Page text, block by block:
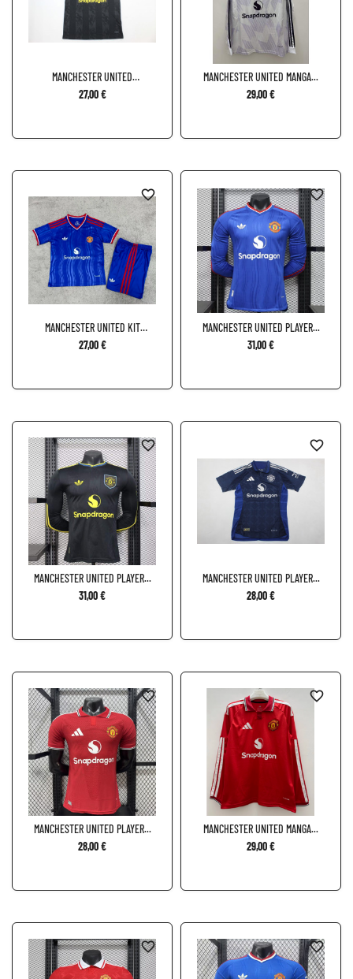
MANCHESTER UNITED
TERCERA...
27,00 €
MANCHESTER UNITED MANGA...
29,00 €
MANCHESTER UNITED KIT
NIÑO...
27,00 €
favorite_border
MANCHESTER UNITED PLAYER...
31,00 €
favorite_border
MANCHESTER UNITED PLAYER...
31,00 €
favorite_border
MANCHESTER UNITED PLAYER...
28,00 €
favorite_border
MANCHESTER UNITED PLAYER...
28,00 €
favorite_border
MANCHESTER UNITED MANGA...
29,00 €
favorite_border
favorite_border favorite_border